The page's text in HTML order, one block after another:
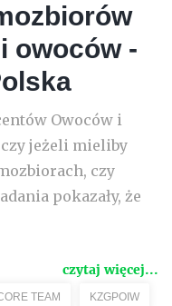
owoców -
Owoców i
czy jeżeli mieliby
czy
pokazały, że
czytaj więcej...
TEAM KZGPOIW